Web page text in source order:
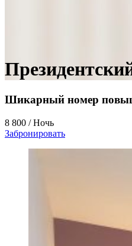
Шикарный номер
8 800 / Ночь
Забронировать